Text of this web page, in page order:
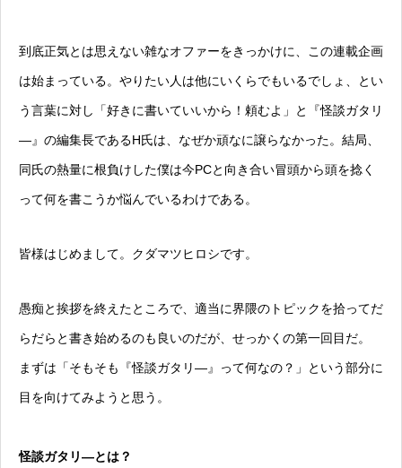
到底正気とは思えない雑なオファーをきっかけに、この連載企画
は始まっている。やりたい人は他にいくらでもいるでしょ、とい
う言葉に対し「好きに書いていいから！頼むよ」と『怪談ガタリ
―』の編集長であるH氏は、なぜか頑なに譲らなかった。結局、
同氏の熱量に根負けした僕は今PCと向き合い冒頭から頭を捻く
って何を書こうか悩んでいるわけである。
皆様はじめまして。クダマツヒロシです。
愚痴と挨拶を終えたところで、適当に界隈のトピックを拾ってだ
らだらと書き始めるのも良いのだが、せっかくの第一回目だ。
まずは「そもそも『怪談ガタリ―』って何なの？」という部分に
目を向けてみようと思う。
怪談ガタリ―とは？